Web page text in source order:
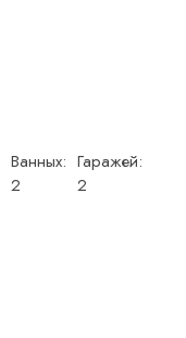
Ванных:
2
Гаражей:
2